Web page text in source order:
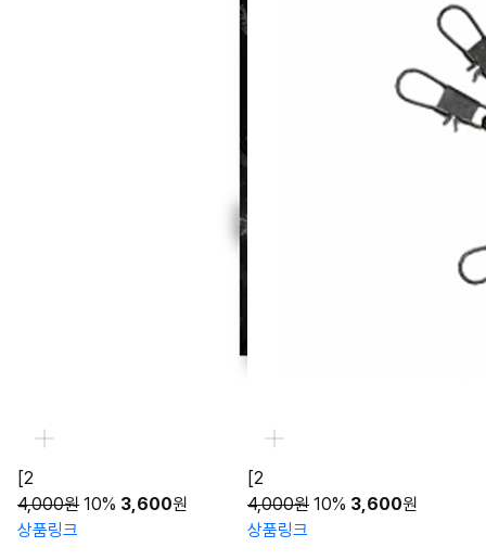
[2
4,000원 10% 3,600원
상품링크
[2
4,000원 10% 3,600원
상품링크